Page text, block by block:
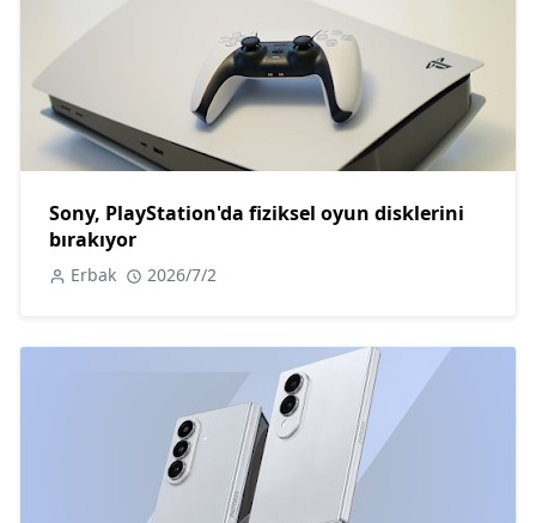
Sony, PlayStation'da fiziksel oyun disklerini
bırakıyor
Erbak 2026/7/2